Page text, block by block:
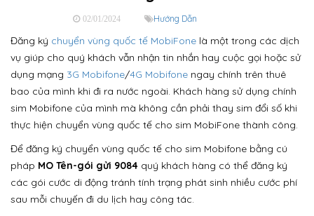
02/01/2024 Hướng Dẫn
Đăng ký chuyển vùng quốc tế MobiFone là một trong các dịch
vụ giúp cho quý khách vẫn nhận tin nhắn hay cuộc gọi hoặc sử
dụng mạng 3G Mobifone/4G Mobifone ngay chính trên thuê
bao của mình khi đi ra nước ngoài. Khách hàng sử dụng chính
sim Mobifone của mình mà không cần phải thay sim đổi số khi
thực hiện chuyển vùng quốc tế cho sim MobiFone thành công.
Để đăng ký chuyển vùng quốc tế cho sim Mobifone bằng cú
pháp MO Tên-gói gửi 9084 quý khách hàng có thể đăng ký
các gói cước di động tránh tính trạng phát sinh nhiều cước phí
sau mỗi chuyến đi du lịch hay công tác.